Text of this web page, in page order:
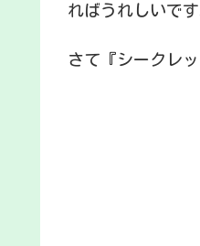
ればうれしいです
さて『シークレ